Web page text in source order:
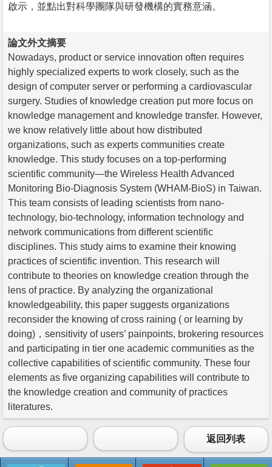
啟示，並點出對科學團隊與研發機構的實務意涵。
論文外文摘要
Nowadays, product or service innovation often requires
highly specialized experts to work closely, such as the
design of computer server or performing a cardiovascular
surgery. Studies of knowledge creation put more focus on
knowledge management and knowledge transfer. However,
we know relatively little about how distributed
organizations, such as experts communities create
knowledge. This study focuses on a top-performing
scientific community—the Wireless Health Advanced
Monitoring Bio-Diagnosis System (WHAM-BioS) in Taiwan.
This team consists of leading scientists from nano-
technology, bio-technology, information technology and
network communications from different scientific
disciplines. This study aims to examine their knowing
practices of scientific invention. This research will
contribute to theories on knowledge creation through the
lens of practice. By analyzing the organizational
knowledgeability, this paper suggests organizations
reconsider the knowing of cross raining ( or learning by
doing)，sensitivity of users’ painpoints, brokering resources
and participating in tier one academic communities as the
collective capabilities of scientific community. These four
elements as five organizing capabilities will contribute to
the knowledge creation and community of practices
literatures.
返回列表